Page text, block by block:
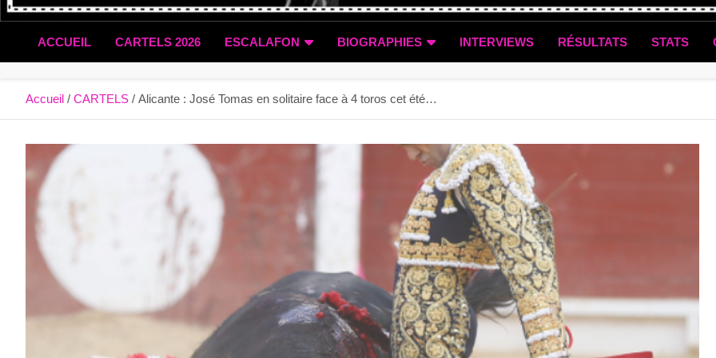
ACCUEIL CARTELS 2026 ESCALAFON BIOGRAPHIES INTERVIEWS RÉSULTATS STATS
Accueil CARTELS Alicante : José Tomas en solitaire face à 4 toros cet été…